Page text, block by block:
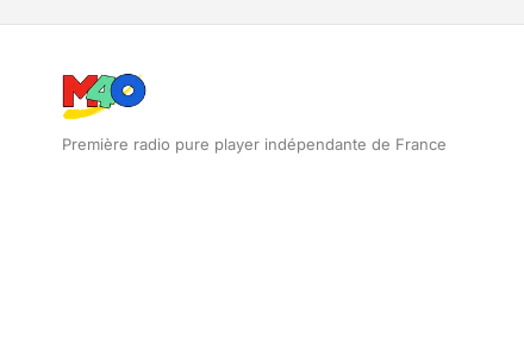
Première radio pure player indépendante de France